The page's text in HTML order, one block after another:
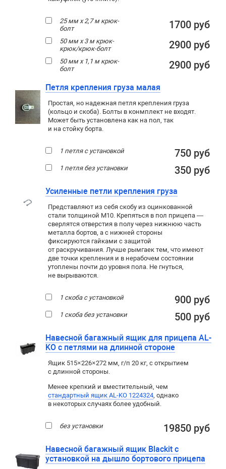
25 мм х 2,7 м крюк-
болт
1700 руб
50 мм х 3 м крюк-
крюк/крюк-болт
2900 руб
50 мм х 1,1 м крюк-
болт
2900 руб
Петля крепления груза малая
Простая, но надежная петля крепления груза
(кольцо и скоба). Болты в конмплект не входят.
Может быть установлена как на пол, так
и на стойку борта.
1 петля с установкой 750 руб
1 петля без установки 350 руб
Усиленные петли крепления груза
Представляют из себя скобу из оцинкованной
стали толщиной М10. Крепяться в пол прицепа —
сверлятся отверстия в полу через нижнюю часть
металла бортов, а с нижней стороны
фиксируются гайками с защитой
от раскручивания. Лучше рымгаек тем, что имеют
две точки крепления и в нерабочем состоянии
утоплены почти до уровня пола. Не гнуться,
не вырываются.
1 скоба с установкой 900 руб
1 скоба без установки 500 руб
Навесной багажный ящик для прицепа AL-
KO с петлями на длинной стороне
Ящик 515×226×272 мм, г/п 20 кг, с открытием
с длинной стороны.
Менее крепкий и вместительный, чем
стандартный ящик AL-KO 1224324, однако
в некоторых случаях более удобный.
без установки 19850 руб
Навесной багажный ящик Blackit с
установкой на дышло бортового прицепа